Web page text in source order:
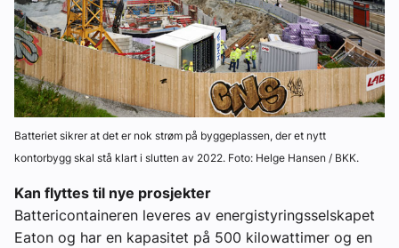
Batteriet sikrer at det er nok strøm på byggeplassen, der et nytt
kontorbygg skal stå klart i slutten av 2022. Foto: Helge Hansen / BKK.
Kan flyttes til nye prosjekter
Battericontaineren leveres av energistyringsselskapet
Eaton og har en kapasitet på 500 kilowattimer og en